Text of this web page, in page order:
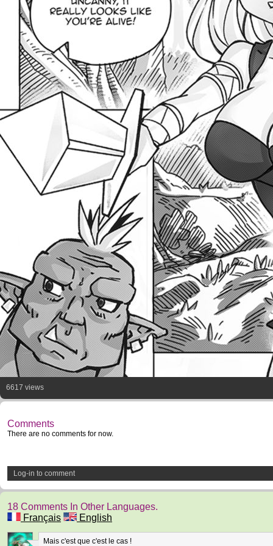
6617 views
Comments
There are no comments for now.
Log-in to comment
18 Comments In Other Languages.
Français
English
Mais c'est que c'est le cas !